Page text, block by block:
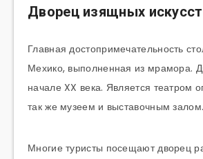
Дворец изящных
Главная достопримечательность
Мехико, выполненная из мрамора.
начале XX века. Является театром
так же музеем и выставочным залом.
Многие туристы посещают дворец